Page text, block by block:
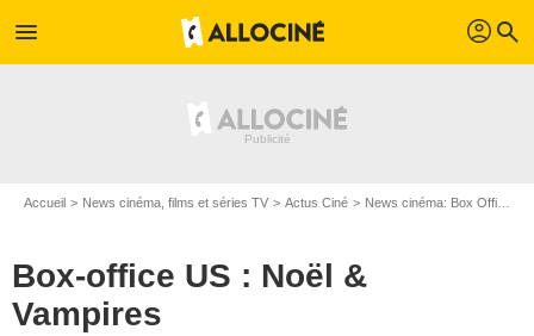
menu profil search
Accueil News cinéma, films et séries TV Actus Ciné News cinéma: Box Office
Box-office US : Noël &
Vampires